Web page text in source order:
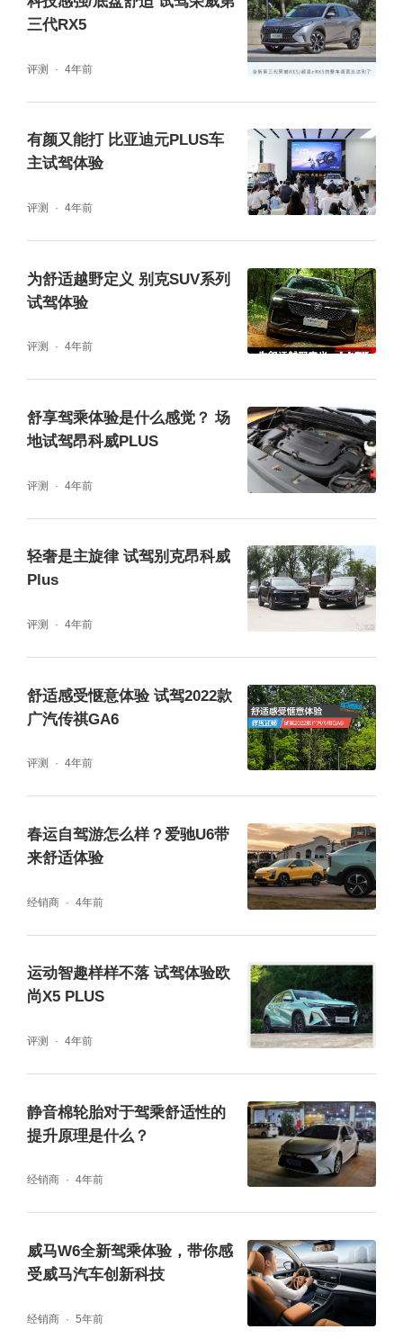
根据路面情况和车辆行驶状态实时调整减振器
试驾的场地环境。位于别克汽车试车场内的操
稳路是由19种道路组成的操纵性平顺性试验道
路，在周长超过5千米的环路上集成了沥青振
路况。
想要在复杂的路况中获得良好的舒适性，前/后
的路面接触后，车身会有轻微的晃动。CDC全
时主动液力减振系统能够主动调节阻尼力度，
使悬架拥有最佳的缓震能力。
随着车速越来越快，起伏路段带来的高频抖动
成为悬架最大的敌人，也是影响驾乘舒适性的
罪魁祸首。此时的悬架会面临更大的纵向压
力，处理稍有不慎就会影响整车的动态表现。
好在较长的悬架行程能够化解车辆的纵向作用
力，使其保持平稳的车身姿态。
三代RX5
评测 4年前
有颜又能打 比亚迪元PLUS车
主试驾体验
评测 4年前
为舒适越野定义 别克SUV系列
试驾体验
评测 4年前
舒享驾乘体验是什么感觉？ 场
地试驾昂科威PLUS
评测 4年前
轻奢是主旋律 试驾别克昂科威
Plus
评测 4年前
舒适感受惬意体验 试驾2022款
广汽传祺GA6
评测 4年前
春运自驾游怎么样？爱驰U6带
来舒适体验
经销商 4年前
运动智趣样样不落 试驾体验欧
尚X5 PLUS
评测 4年前
静音棉轮胎对于驾乘舒适性的
提升原理是什么？
经销商 4年前
威马W6全新驾乘体验，带你感
受威马汽车创新科技
经销商 5年前